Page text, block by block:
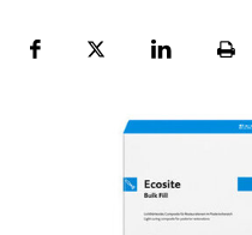
FacebookPlattformLinekdInSeite